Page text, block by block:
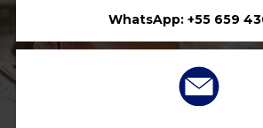
WhatsApp: +55 659